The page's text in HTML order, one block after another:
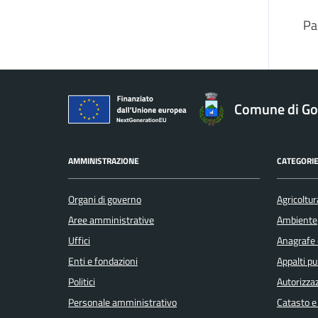
Comune di
AMMINISTRAZIONE
Organi di governo
Aree amministrative
Uffici
Enti e fondazioni
Politici
Personale amministrativo
Ambiente
Appalti
Catasto